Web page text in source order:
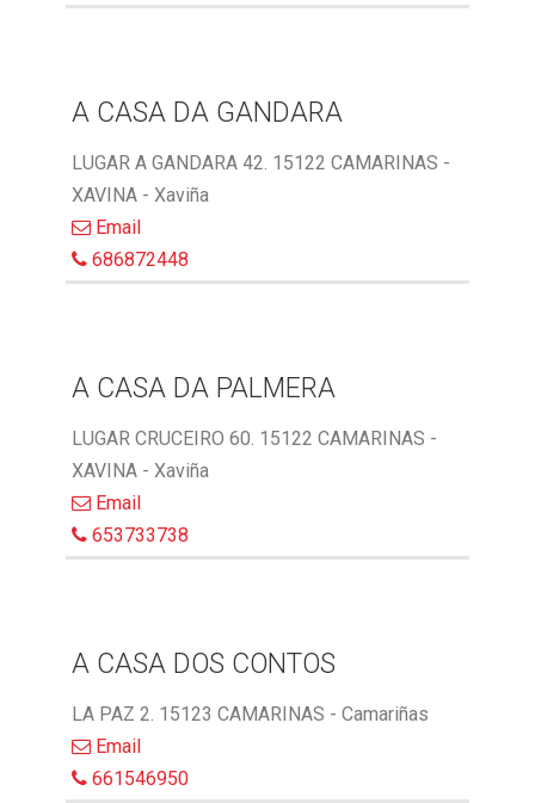
A CASA DA GANDARA
LUGAR A GANDARA 42. 15122 CAMARINAS -
XAVINA - Xaviña
Email
686872448
A CASA DA PALMERA
LUGAR CRUCEIRO 60. 15122 CAMARINAS -
XAVINA - Xaviña
Email
653733738
A CASA DOS CONTOS
LA PAZ 2. 15123 CAMARINAS - Camariñas
Email
661546950